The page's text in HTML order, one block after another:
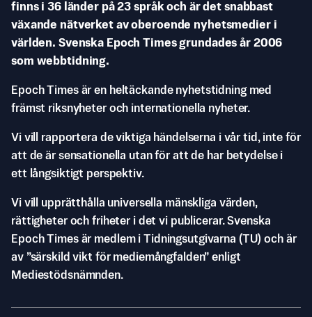
finns i 36 länder på 23 språk och är det snabbast
växande nätverket av oberoende nyhetsmedier i
världen. Svenska Epoch Times grundades år 2006
som webbtidning.
Epoch Times är en heltäckande nyhetstidning med
främst riksnyheter och internationella nyheter.
Vi vill rapportera de viktiga händelserna i vår tid, inte för
att de är sensationella utan för att de har betydelse i
ett långsiktigt perspektiv.
Vi vill upprätthålla universella mänskliga värden,
rättigheter och friheter i det vi publicerar. Svenska
Epoch Times är medlem i Tidningsutgivarna (TU) och är
av ”särskild vikt för mediemångfalden” enligt
Mediestödsnämnden.